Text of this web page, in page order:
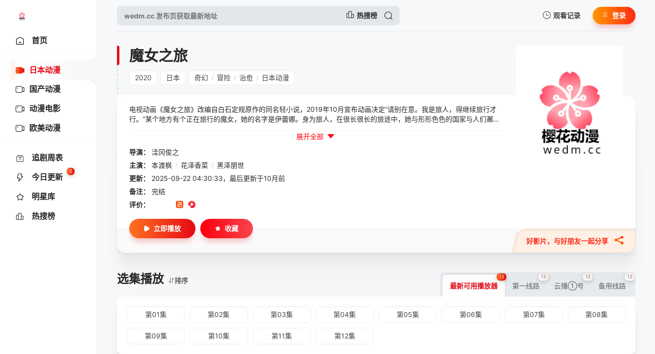
热搜榜 观看记录
暂无观看影片的记录
登录
首页
日本动漫
国产动漫
动漫电影
欧美动漫
追剧周表
今日更新
0
明星库
热搜榜
魔女之旅
2020 日本 奇幻 / 冒险 / 治愈 / 日本动漫
电视动画《魔女之旅》改编自白石定规原作的同名轻小说，2019年10月宣布动画决定“请别在意。我是旅人，得继续旅行才
行。”某个地方有个正在旅行的魔女，她的名字是伊蕾娜。身为旅人，在很长很长的旅途中，她与形形色色的国家与人们邂
名其妙、滑稽可笑的人们相遇，接触某人美丽的日常生活，魔女日复一日编制出相逢与离别的故事。
展开全部
导演：
洼冈俊之
主演：
本渡枫 / 花泽香菜 / 黑泽朋世
更新：
2025-09-22 04:30:33，最后更新于10月前
备注：
完结
评价：
好影片，与好朋友一起分享
立即播放 收藏
选集播放 排序
最新可用播放器
12
第一线路
12
云播①号
12
备用线路
12
第01集 第02集 第03集 第04集 第05集 第06集 第07集 第08集
第09集 第10集 第11集 第12集